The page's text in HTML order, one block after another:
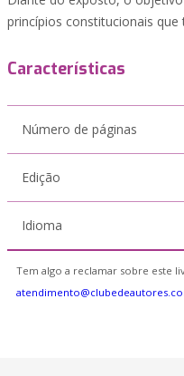
princípios constitucionais que
Características
Número de páginas
Edição
Idioma
Tem algo a reclamar sobre este